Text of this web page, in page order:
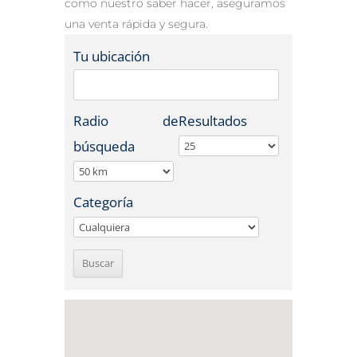
como nuestro saber hacer, aseguramos
una venta rápida y segura.
Tu ubicación
Radio de
búsqueda
Resultados
Categoría